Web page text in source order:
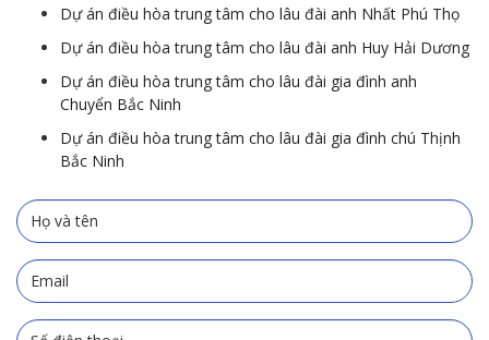
Dự án điều hòa trung tâm cho lâu đài anh Nhất Phú Thọ
Dự án điều hòa trung tâm cho lâu đài anh Huy Hải Dương
Dự án điều hòa trung tâm cho lâu đài gia đình anh
Chuyển Bắc Ninh
Dự án điều hòa trung tâm cho lâu đài gia đình chú Thịnh
Bắc Ninh